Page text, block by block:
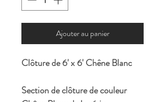
Ajouter au panier
Clôture de 6' x 6' Chêne Blanc
Section de clôture de couleur